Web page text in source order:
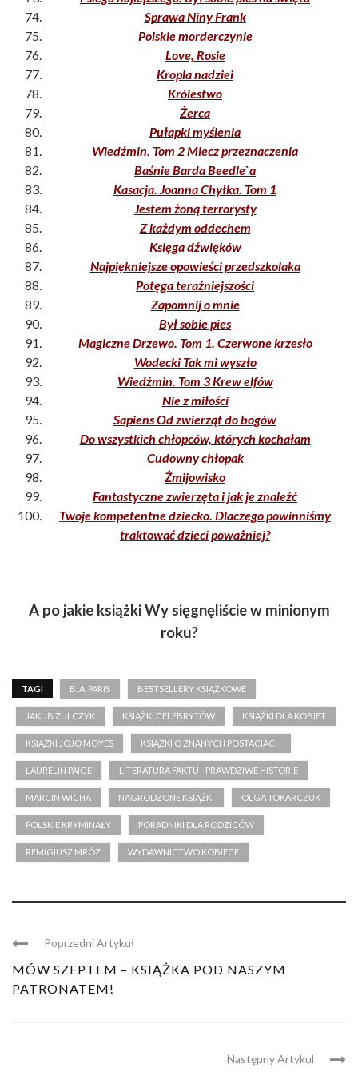
Sprawa Niny Frank
Polskie morderczynie
Love, Rosie
Kropla nadziei
Królestwo
Żerca
Pułapki myślenia
Wiedźmin. Tom 2 Miecz przeznaczenia
Baśnie Barda Beedle`a
Kasacja. Joanna Chyłka. Tom 1
Jestem żoną terrorysty
Z każdym oddechem
Księga dźwięków
Najpiękniejsze opowieści przedszkolaka
Potęga teraźniejszości
Zapomnij o mnie
Był sobie pies
Magiczne Drzewo. Tom 1. Czerwone krzesło
Wodecki Tak mi wyszło
Wiedźmin. Tom 3 Krew elfów
Nie z miłości
Sapiens Od zwierząt do bogów
Do wszystkich chłopców, których kochałam
Cudowny chłopak
Żmijowisko
Fantastyczne zwierzęta i jak je znaleźć
Twoje kompetentne dziecko. Dlaczego powinniśmy
traktować dzieci poważniej?
A po jakie książki Wy sięgnęliście w minionym
roku?
TAGI B. A. PARIS BESTSELLERY KSIĄŻKOWE
JAKUB ŻULCZYK KSIĄŻKI CELEBRYTÓW KSIĄŻKI DLA KOBIET
KSIĄŻKI JOJO MOYES KSIĄŻKI O ZNANYCH POSTACIACH
LAURELIN PAIGE LITERATURA FAKTU - PRAWDZIWE HISTORIE
MARCIN WICHA NAGRODZONE KSIĄŻKI OLGA TOKARCZUK
POLSKIE KRYMINAŁY PORADNIKI DLA RODZICÓW
REMIGIUSZ MRÓZ WYDAWNICTWO KOBIECE
Poprzedni Artykuł
MÓW SZEPTEM – KSIĄŻKA POD NASZYM
PATRONATEM!
Następny Artykul